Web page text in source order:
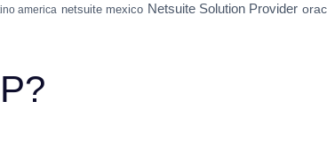
america netsuite mexico Netsuite Solution Provider